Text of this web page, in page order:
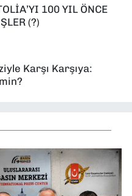
100 YIL ÖNCE
(?)
Karşı Karşıya: